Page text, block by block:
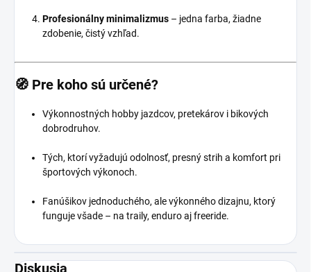
Profesionálny minimalizmus – jedna farba, žiadne
zdobenie, čistý vzhľad.
🧭 Pre koho sú určené?
Výkonnostných hobby jazdcov, pretekárov i bikových
dobrodruhov.
Tých, ktorí vyžadujú odolnosť, presný strih a komfort pri
športových výkonoch.
Fanúšikov jednoduchého, ale výkonného dizajnu, ktorý
funguje všade – na traily, enduro aj freeride.
Diskusia